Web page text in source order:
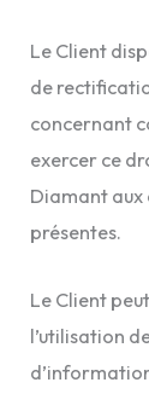
Le Client
de
concernant
exercer ce
Diamant aux
présentes.
Le Client
l’utilisation